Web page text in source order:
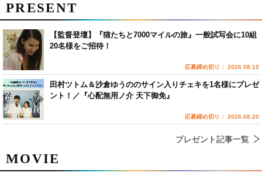
MOVIE
PRESENT
【監督登壇】『猫たちと7000マイルの旅』一般試写会に10組
20名様をご招待！
応募締め切り： 2026.08.15
田村ツトム＆沙倉ゆうののサイン入りチェキを1名様にプレゼ
ント！／『心配無用ノ介 天下御免』
応募締め切り： 2026.08.20
プレゼント記事一覧